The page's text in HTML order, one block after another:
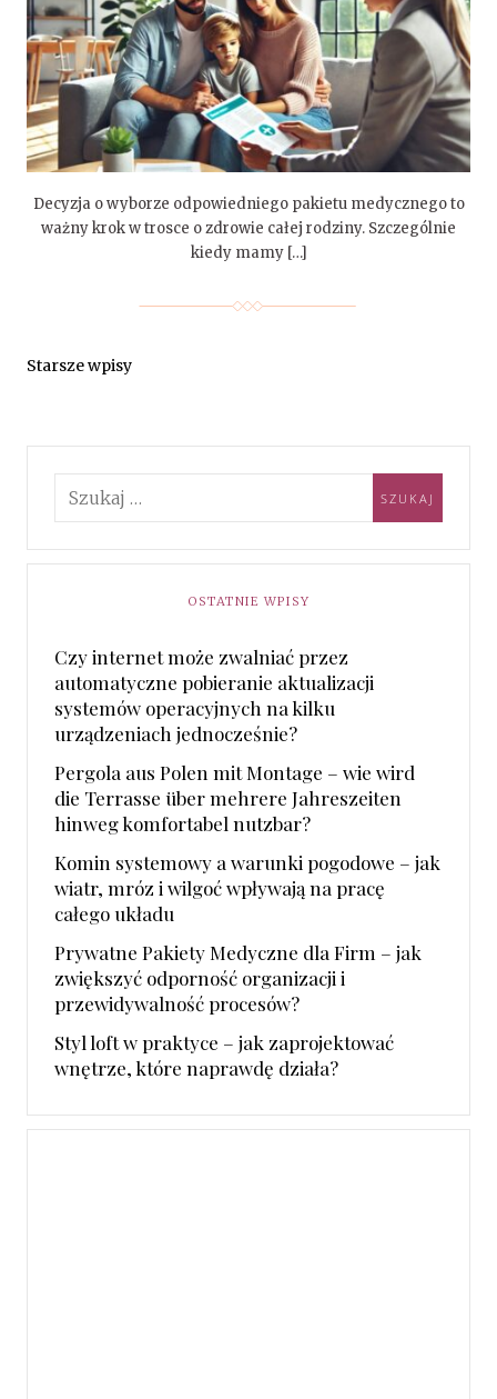
Decyzja o wyborze odpowiedniego pakietu medycznego to
ważny krok w trosce o zdrowie całej rodziny. Szczególnie
kiedy mamy […]
Starsze wpisy
OSTATNIE WPISY
Czy internet może zwalniać przez
automatyczne pobieranie aktualizacji
systemów operacyjnych na kilku
urządzeniach jednocześnie?
Pergola aus Polen mit Montage – wie wird
die Terrasse über mehrere Jahreszeiten
hinweg komfortabel nutzbar?
Komin systemowy a warunki pogodowe – jak
wiatr, mróz i wilgoć wpływają na pracę
całego układu
Prywatne Pakiety Medyczne dla Firm – jak
zwiększyć odporność organizacji i
przewidywalność procesów?
Styl loft w praktyce – jak zaprojektować
wnętrze, które naprawdę działa?